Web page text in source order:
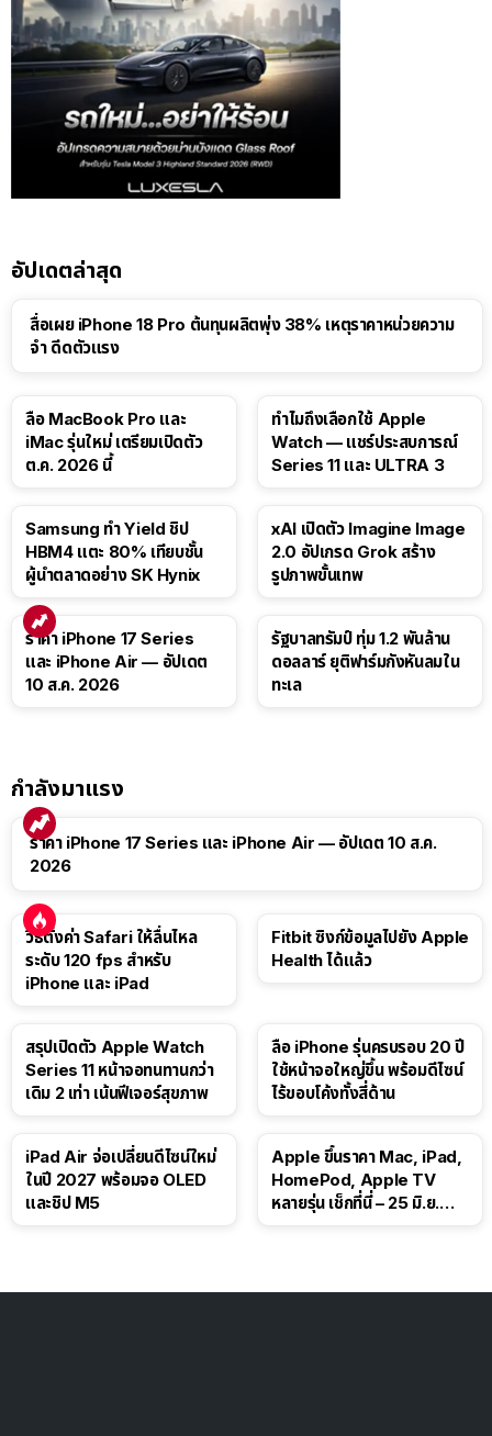
อัปเดตล่าสุด
สื่อเผย iPhone 18 Pro ต้นทุนผลิตพุ่ง 38% เหตุราคาหน่วยความ
จำ ดีดตัวแรง
ลือ MacBook Pro และ
iMac รุ่นใหม่ เตรียมเปิดตัว
ต.ค. 2026 นี้
ทำไมถึงเลือกใช้ Apple
Watch — แชร์ประสบการณ์
Series 11 และ ULTRA 3
Samsung ทำ Yield ชิป
HBM4 แตะ 80% เทียบชั้น
ผู้นำตลาดอย่าง SK Hynix
xAI เปิดตัว Imagine Image
2.0 อัปเกรด Grok สร้าง
รูปภาพขั้นเทพ
ราคา iPhone 17 Series
และ iPhone Air — อัปเดต
10 ส.ค. 2026
รัฐบาลทรัมป์ ทุ่ม 1.2 พันล้าน
ดอลลาร์ ยุติฟาร์มกังหันลมใน
ทะเล
กำลังมาแรง
ราคา iPhone 17 Series และ iPhone Air — อัปเดต 10 ส.ค.
2026
วิธีตั้งค่า Safari ให้ลื่นไหล
ระดับ 120 fps สำหรับ
iPhone และ iPad
Fitbit ซิงก์ข้อมูลไปยัง Apple
Health ได้แล้ว
สรุปเปิดตัว Apple Watch
Series 11 หน้าจอทนทานกว่า
เดิม 2 เท่า เน้นฟีเจอร์สุขภาพ
ลือ iPhone รุ่นครบรอบ 20 ปี
ใช้หน้าจอใหญ่ขึ้น พร้อมดีไซน์
ไร้ขอบโค้งทั้งสี่ด้าน
iPad Air จ่อเปลี่ยนดีไซน์ใหม่
ในปี 2027 พร้อมจอ OLED
และชิป M5
Apple ขึ้นราคา Mac, iPad,
HomePod, Apple TV
หลายรุ่น เช็กที่นี่ – 25 มิ.ย.